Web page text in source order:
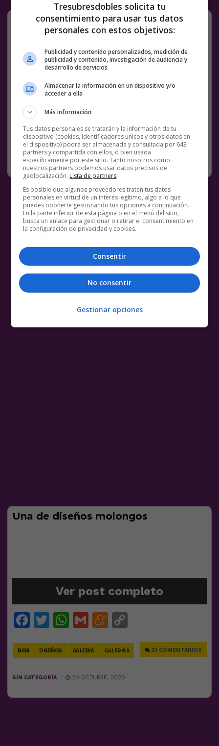
Mira…
Facebook
Twitter
WhatsApp
BS18 NOTICIAS OMS WE ARE FAMILY WTF
7 COMENTARIOS
SIN CATEGORÍA 20 OCTUBRE, 2020
Una de diseños molongos
Ver post completo
Facebook
Twitter
WhatsApp
GmailMeneame
BS18 DISEÑOS GALERÍA GALERÍAS 31 COMENTARIOS
SIN CATEGORÍA 20 OCTUBRE, 2020
Tresubresdobles solicita tu
consentimiento para usar tus datos
personales con estos objetivos:
Publicidad y contenido personalizados, medición de
publicidad y contenido, investigación de audiencia y
desarrollo de servicios
Almacenar la información en un dispositivo y/o
acceder a ella
Más información
Tus datos personales se tratarán y la información de tu
dispositivo (cookies, identificadores únicos y otros datos en
el dispositivo) podrá ser almacenada y consultada por 643
partners y compartida con ellos, o bien usada
específicamente por este sitio. Tanto nosotros como
nuestros partners podemos usar datos precisos de
geolocalización. Lista de partners.
Es posible que algunos proveedores traten tus datos
personales en virtud de un interés legítimo, algo a lo que
puedes oponerte gestionando tus opciones a continuación.
En la parte inferior de esta página o en el menú del sitio,
busca un enlace para gestionar o retirar el consentimiento en
la configuración de privacidad y cookies.
Consentir
No consentir
Gestionar opciones